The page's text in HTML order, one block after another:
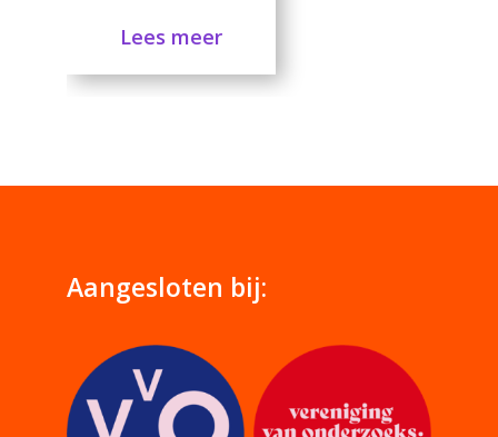
Lees meer
Aangesloten bij: